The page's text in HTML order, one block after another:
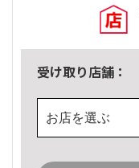
受け取り店舗：
お店を選ぶ